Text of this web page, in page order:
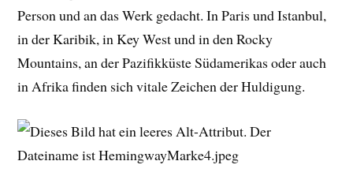
Person und an das Werk gedacht. In Paris und Istanbul,
in der Karibik, in Key West und in den Rocky
Mountains, an der Pazifikküste Südamerikas oder auch
in Afrika finden sich vitale Zeichen der Huldigung.